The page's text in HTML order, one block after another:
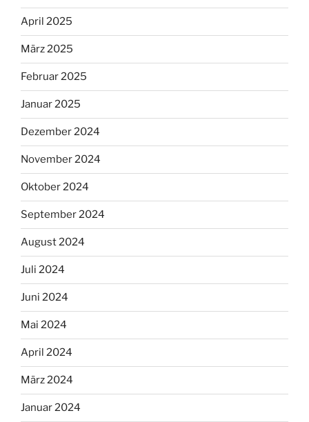
April 2025
März 2025
Februar 2025
Januar 2025
Dezember 2024
November 2024
Oktober 2024
September 2024
August 2024
Juli 2024
Juni 2024
Mai 2024
April 2024
März 2024
Januar 2024